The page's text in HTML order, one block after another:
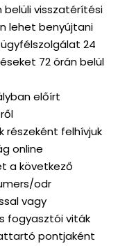
belüli visszatérítési
lehet benyújtani
24
72 órán belül
előírt
részeként felhívjuk
online
a következő
odr
vagy
fogyasztói viták
pontjaként